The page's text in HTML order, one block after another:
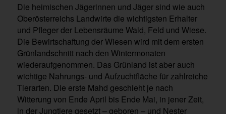
Die heimischen Jägerinnen und Jäger sind wie auch
Oberösterreichs Landwirte die wichtigsten Erhalter
und Pfleger der Lebensräume Wald, Feld und Wiese.
Die Bewirtschaftung der Wiesen wird mit dem ersten
Grünlandschnitt nach den Wintermonaten
wiederaufgenommen. Das Grünland ist aber auch
wichtige Nahrungs- und Aufzuchtfläche für zahlreiche
Tierarten. Die erste Mahd geschieht je nach
Witterung von Ende April bis Ende Mai, in jener Zeit,
in der Jungtiere gesetzt – geboren – und Nester